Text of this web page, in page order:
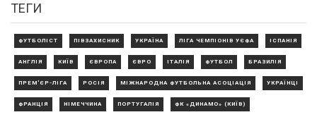
ТЕГИ
ФУТБОЛІСТ ПІВЗАХИСНИК УКРАЇНА ЛІГА ЧЕМПІОНІВ УЄФА ІСПАНІЯ
АНГЛІЯ КИЇВ ЄВРОПА ЄВРО ІТАЛІЯ ФУТБОЛ БРАЗИЛІЯ
ПРЕМ'ЄР-ЛІГА РОСІЯ МІЖНАРОДНА ФУТБОЛЬНА АСОЦІАЦІЯ УКРАЇНЦІ
ФРАНЦІЯ НІМЕЧЧИНА ПОРТУГАЛІЯ ФК «ДИНАМО» (КИЇВ)